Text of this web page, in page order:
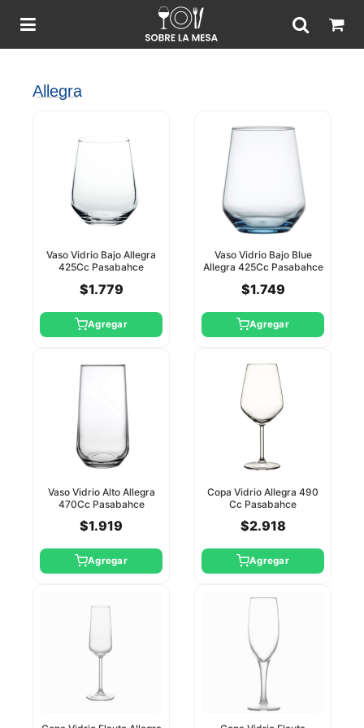
Allegra
Vaso Vidrio Bajo Allegra
425Cc Pasabahce
$1.779
Agregar
Vaso Vidrio Bajo Blue
Allegra 425Cc Pasabahce
$1.749
Agregar
Vaso Vidrio Alto Allegra
470Cc Pasabahce
$1.919
Agregar
Copa Vidrio Allegra 490
Cc Pasabahce
$2.918
Agregar